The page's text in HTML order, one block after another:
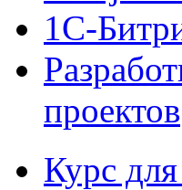
1С-
проектов
Курс